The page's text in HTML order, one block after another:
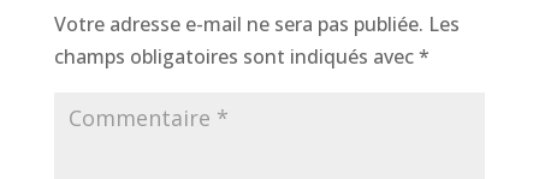
Votre adresse e-mail ne sera pas publiée. Les
champs obligatoires sont indiqués avec*